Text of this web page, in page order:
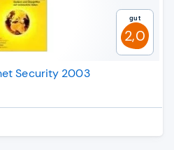
Gut
2,0
Security 2003